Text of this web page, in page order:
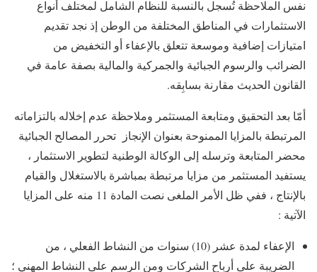
نفس الملاحظة تُسجل بالنسبة للنظام الشامل لمختلف أنواع
الاستثمارات في المناطق المختلفة من الوطن إذ نجد تقديم
امتيازات إضافية وموسعة تتعلق بالإعفاء أو التخفيض من
الضرائب والرسوم الجبائية والجمركية والمالية بصفة عامة في
القانون الحديث مقارنة بسابِقه.
أمّا بعد التحقيق ومتابعة المستثمر وملاحظة عدم إخلاله بالتزاماته
المرتبطة بالمزايا الممنوحة بعنوان الإنجاز تحرر المصالح الجبائية
محضر المتابعة وترسله إلى الوكالة الوطنية لتطوير الاستثمار ،
يستفيد المستثمر من مزايا مرتبطة بمباشرة بالاستغلال والقيام
بالإنتاج ، ففي ظل الأمر الملغى نصت المادة 11 منه على المزايا
الآتية :
الإعفاء لمدة عشر (10) سنوات من النشاط الفعلي ، من
الضريبة على أرباح الشركات ومن الرسم على النشاط المهني ؛